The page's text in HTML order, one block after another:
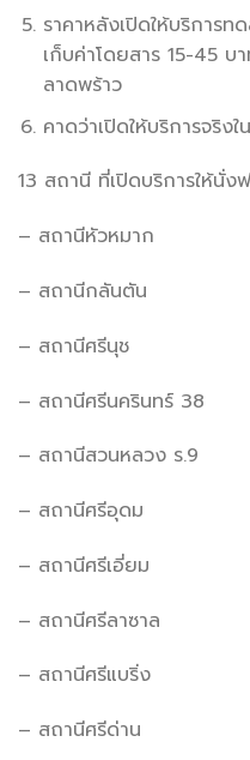
ราคาหลังเปิดให้บริการ
เก็บค่าโดยสาร 15-45 บ
ลาดพร้าว
คาดว่าเปิดให้บริการจริง
13 สถานี ที่เปิดบริการให้นั่
– สถานีหัวหมาก
– สถานีกลันตัน
– สถานีศรีนุช
– สถานีศรีนครินทร์ 38
– สถานีสวนหลวง ร.9
– สถานีศรีอุดม
– สถานีศรีเอี่ยม
– สถานีศรีลาซาล
– สถานีศรีแบริ่ง
– สถานีศรีด่าน